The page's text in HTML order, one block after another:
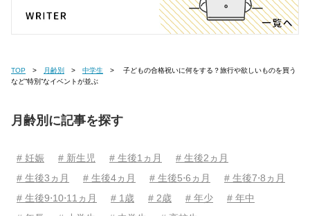
TOP 月齢別 中学生
など”特別”なイベントが並ぶ
月齢別に記事を探す
# 妊娠 # 新生児 # 生後1ヵ月
# 生後2ヵ月
# 生後3ヵ月
# 生後4ヵ月 # 生後5⋅6ヵ月
# 生後7⋅8ヵ月
# 生後9⋅10⋅11ヵ月
# 1歳 # 2歳 # 年少
# 年中